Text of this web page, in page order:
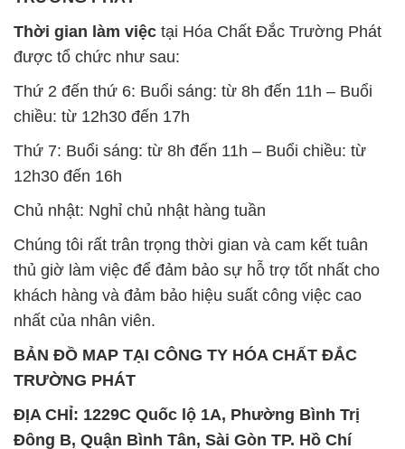
Chúng tôi rất trân trọng thời gian và cam kết tuân
thủ giờ làm việc để đảm bảo sự hỗ trợ tốt nhất cho
nhất của nhân viên.
TRƯỜNG PHÁT
Đông B, Quận Bình Tân, Sài Gòn TP. Hồ Chí
Minh